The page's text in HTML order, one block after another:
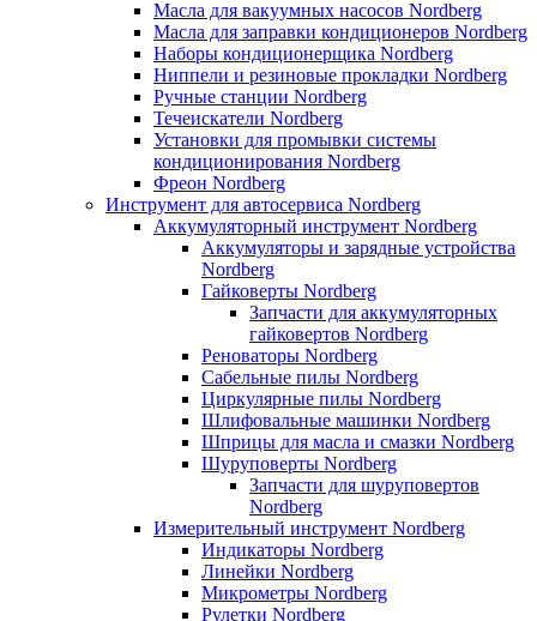
Масла для вакуумных насосов Nordberg
Масла для заправки кондиционеров Nordberg
Наборы кондиционерщика Nordberg
Ниппели и резиновые прокладки Nordberg
Ручные станции Nordberg
Течеискатели Nordberg
Установки для промывки системы
кондиционирования Nordberg
Фреон Nordberg
Инструмент для автосервиса Nordberg
Аккумуляторный инструмент Nordberg
Аккумуляторы и зарядные устройства
Nordberg
Гайковерты Nordberg
Запчасти для аккумуляторных
гайковертов Nordberg
Реноваторы Nordberg
Сабельные пилы Nordberg
Циркулярные пилы Nordberg
Шлифовальные машинки Nordberg
Шприцы для масла и смазки Nordberg
Шуруповерты Nordberg
Запчасти для шуруповертов
Nordberg
Измерительный инструмент Nordberg
Индикаторы Nordberg
Линейки Nordberg
Микрометры Nordberg
Рулетки Nordberg